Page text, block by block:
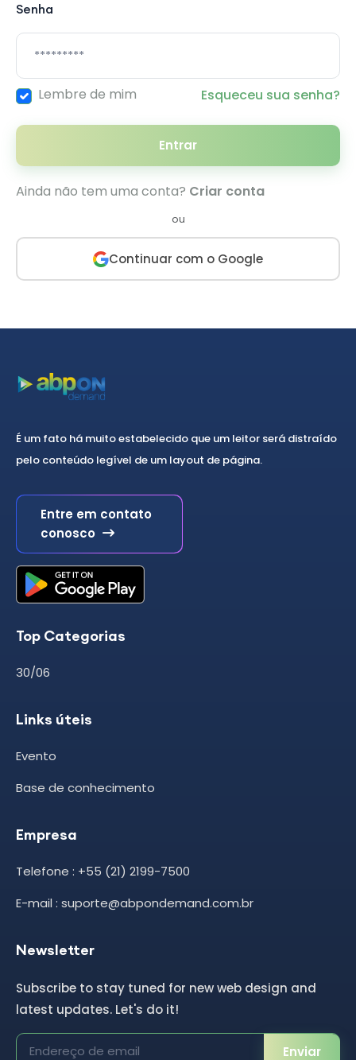
Senha
Lembre de mim Esqueceu sua senha?
Entrar
Ainda não tem uma conta? Criar conta
ou
Continuar com o Google
É um fato há muito estabelecido que um leitor será distraído
pelo conteúdo legível de um layout de página.
Entre em contato
conosco
Top Categorias
30/06
Links úteis
Evento
Base de conhecimento
Empresa
Telefone : +55 (21) 2199-7500
E-mail : suporte@abpondemand.com.br
Newsletter
Subscribe to stay tuned for new web design and
latest updates. Let's do it!
Enviar